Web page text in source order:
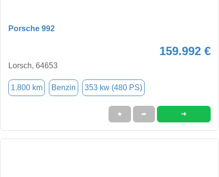
Porsche 992
159.992 €
Lorsch, 64653
1.800 km Benzin 353 kw (480 PS)
★ ➦ ➜